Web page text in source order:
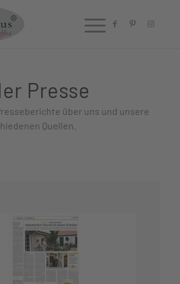
Presse
über uns und unsere
Quellen.